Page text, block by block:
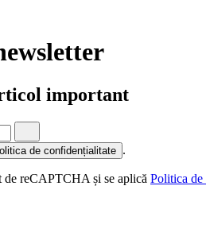
important
de confidențialitate .
de reCAPTCHA și se aplică Politica